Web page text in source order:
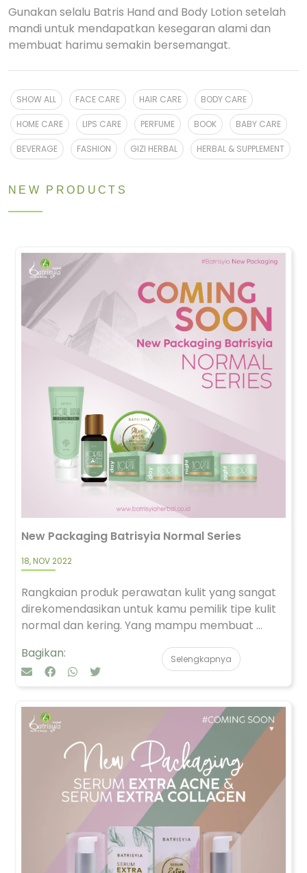
Gunakan selalu Batris Hand and Body Lotion setelah
mandi untuk mendapatkan kesegaran alami dan
membuat harimu semakin bersemangat.
SHOW ALL FACE CARE HAIR CARE BODY CARE
HOME CARE LIPS CARE PERFUME BOOK BABY CARE
BEVERAGE FASHION GIZI HERBAL HERBAL & SUPPLEMENT
NEW PRODUCTS
New Packaging Batrisyia Normal Series
18, NOV 2022
Rangkaian produk perawatan kulit yang sangat
direkomendasikan untuk kamu pemilik tipe kulit
normal dan kering. Yang mampu membuat ...
Bagikan:
Selengkapnya